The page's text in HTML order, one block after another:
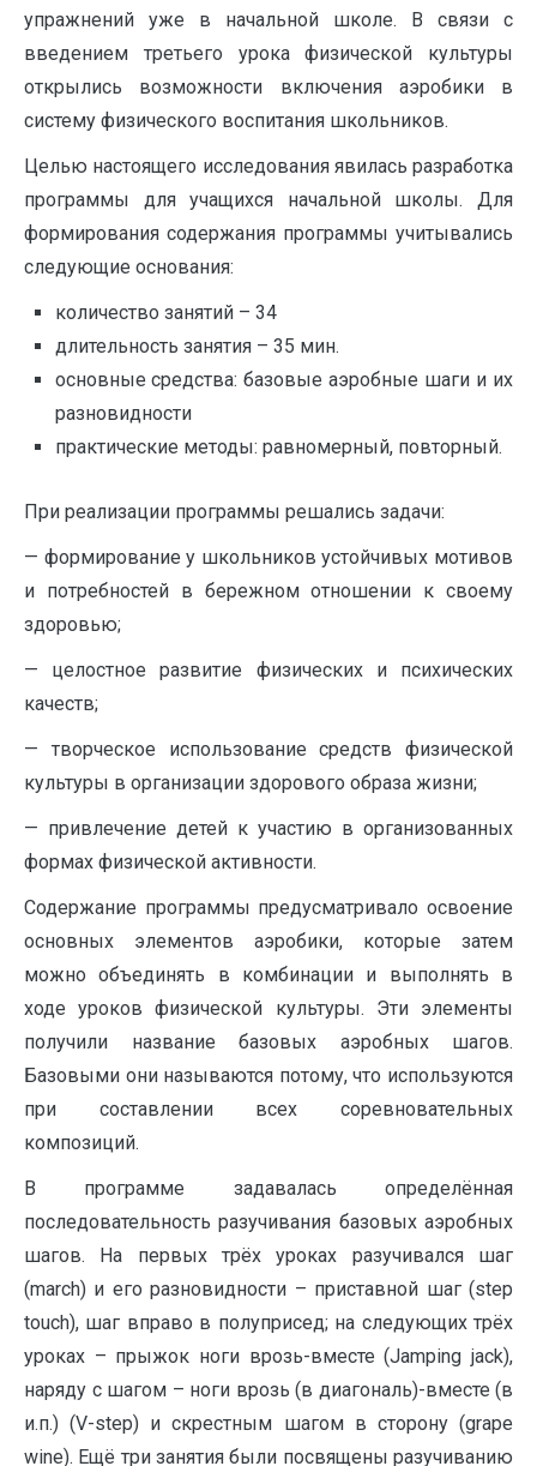
упражнений уже в начальной школе. В связи с
введением третьего урока физической культуры
открылись возможности включения аэробики в
систему физического воспитания школьников.
Целью настоящего исследования явилась разработка
программы для учащихся начальной школы. Для
формирования содержания программы учитывались
следующие основания:
количество занятий – 34
длительность занятия – 35 мин.
основные средства: базовые аэробные шаги и их
разновидности
практические методы: равномерный, повторный.
При реализации программы решались задачи:
— формирование у школьников устойчивых мотивов
и потребностей в бережном отношении к своему
здоровью;
— целостное развитие физических и психических
качеств;
— творческое использование средств физической
культуры в организации здорового образа жизни;
— привлечение детей к участию в организованных
формах физической активности.
Содержание программы предусматривало освоение
основных элементов аэробики, которые затем
можно объединять в комбинации и выполнять в
ходе уроков физической культуры. Эти элементы
получили название базовых аэробных шагов.
Базовыми они называются потому, что используются
при составлении всех соревновательных
композиций.
В программе задавалась определённая
последовательность разучивания базовых аэробных
шагов. На первых трёх уроках разучивался шаг
(march) и его разновидности – приставной шаг (step
touch), шаг вправо в полуприсед; на следующих трёх
уроках – прыжок ноги врозь-вместе (Jamping jack),
наряду с шагом – ноги врозь (в диагональ)-вместе (в
и.п.) (V-step) и скрестным шагом в сторону (grape
wine). Ещё три занятия были посвящены разучиванию